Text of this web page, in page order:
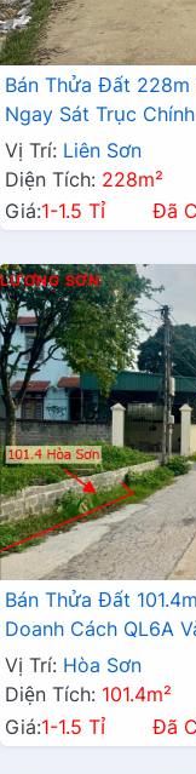
Bán Thửa Đất
Ngay Sát Trục
Vị Trí: Liên Sơn
Diện Tích: 228m²
Giá:1-1.5 Tỉ Đã
LƯƠNG SƠN
Bán Thửa Đất
Doanh Cách QL6A
Vị Trí: Hòa Sơn
Diện Tích: 101.4m²
Giá:1-1.5 Tỉ Đã